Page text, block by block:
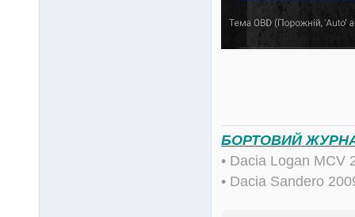
БОРТОВИЙ
• Dacia Logan
• Dacia Sandero